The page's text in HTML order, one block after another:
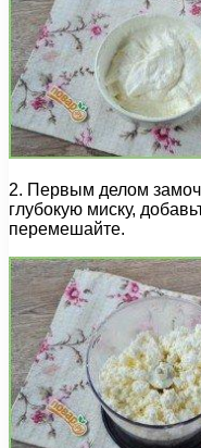
2. Первым делом
глубокую миску,
перемешайте.